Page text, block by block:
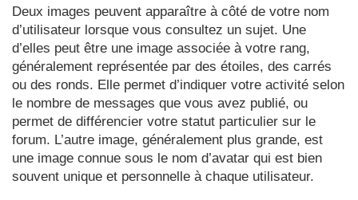
Deux images peuvent apparaître à côté de votre nom
d’utilisateur lorsque vous consultez un sujet. Une
d’elles peut être une image associée à votre rang,
généralement représentée par des étoiles, des carrés
ou des ronds. Elle permet d’indiquer votre activité selon
le nombre de messages que vous avez publié, ou
permet de différencier votre statut particulier sur le
forum. L’autre image, généralement plus grande, est
une image connue sous le nom d’avatar qui est bien
souvent unique et personnelle à chaque utilisateur.